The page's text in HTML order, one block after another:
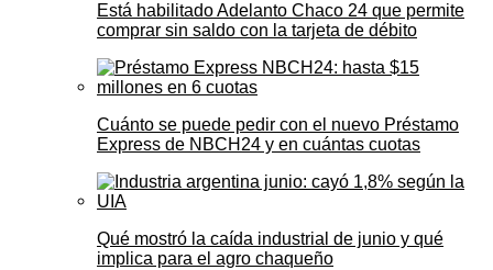
Está habilitado Adelanto Chaco 24 que permite
comprar sin saldo con la tarjeta de débito
Cuánto se puede pedir con el nuevo Préstamo
Express de NBCH24 y en cuántas cuotas
Qué mostró la caída industrial de junio y qué
implica para el agro chaqueño